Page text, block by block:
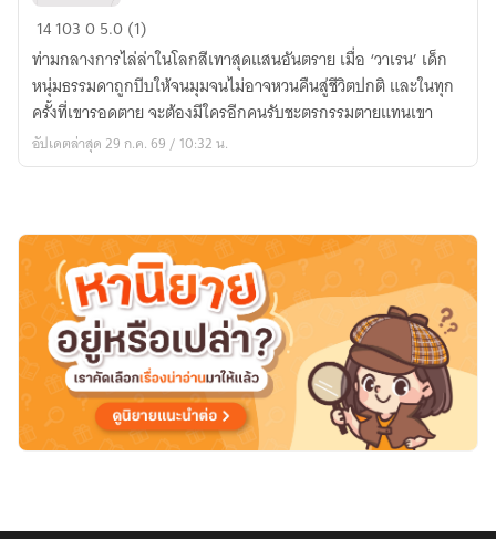
Who
is
put
to
death?
1410305.0 (1)
ท่ามกลางการไล่ล่าในโลกสีเทาสุดแสนอันตราย เมื่อ ‘วาเรน’ เด็ก
หนุ่มธรรมดาถูกบีบให้จนมุมจนไม่อาจหวนคืนสู่ชีวิตปกติ และในทุก
ครั้งที่เขารอดตาย จะต้องมีใครอีกคนรับชะตรกรรมตายแทนเขา
อัปเดตล่าสุด 29 ก.ค. 69 / 10:32 น.